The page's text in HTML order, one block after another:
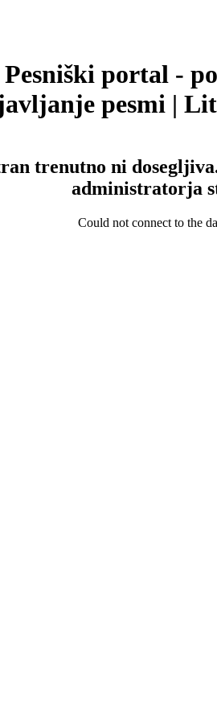
Pesniški portal -
pesmi |
trenutno ni
administratorja
Could not connect to the